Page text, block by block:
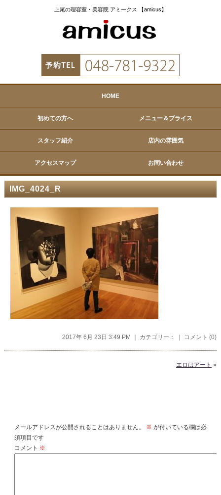
上尾の理容室・美容院 アミークス 【amicus】
HOME
初めての方へ メニュー＆プライス
スタッフ紹介 店内の雰囲気
アクセスマップ お問い合わせ
IMG_4024_R
2017年 6月 23日 3:49 PM ｜ カテゴリー： ｜ コメント (0)
エロはアート »
メールアドレスが公開されることはありません。 ※ が付いている欄は必
須項目です
コメント ※